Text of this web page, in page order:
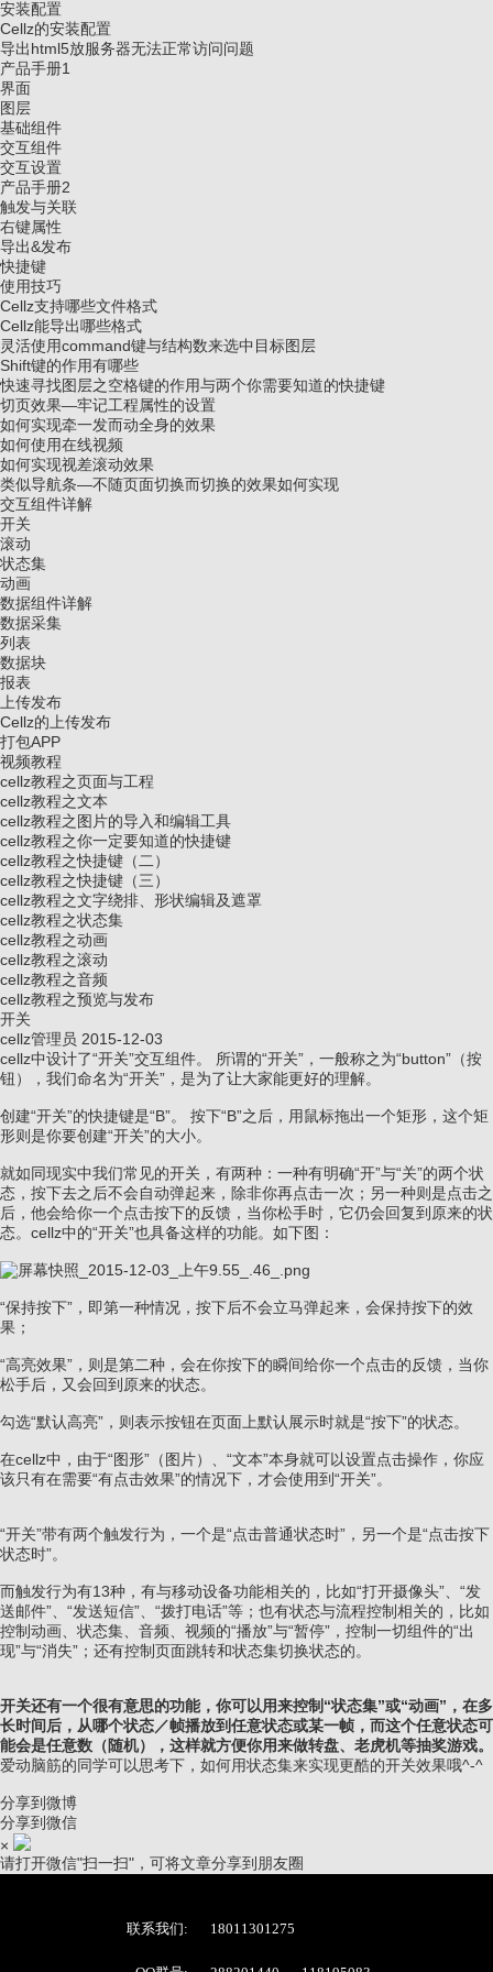
安装配置
Cellz的安装配置
导出html5放服务器无法正常访问问题
产品手册1
界面
图层
基础组件
交互组件
交互设置
产品手册2
触发与关联
右键属性
导出&发布
快捷键
使用技巧
Cellz支持哪些文件格式
Cellz能导出哪些格式
灵活使用command键与结构数来选中目标图层
Shift键的作用有哪些
快速寻找图层之空格键的作用与两个你需要知道的快捷键
切页效果—牢记工程属性的设置
如何实现牵一发而动全身的效果
如何使用在线视频
如何实现视差滚动效果
类似导航条—不随页面切换而切换的效果如何实现
交互组件详解
开关
滚动
状态集
动画
数据组件详解
数据采集
列表
数据块
报表
上传发布
Cellz的上传发布
打包APP
视频教程
cellz教程之页面与工程
cellz教程之文本
cellz教程之图片的导入和编辑工具
cellz教程之你一定要知道的快捷键
cellz教程之快捷键（二）
cellz教程之快捷键（三）
cellz教程之文字绕排、形状编辑及遮罩
cellz教程之状态集
cellz教程之动画
cellz教程之滚动
cellz教程之音频
cellz教程之预览与发布
开关
cellz管理员 2015-12-03
cellz中设计了“开关”交互组件。 所谓的“开关”，一般称之为“button”（按
钮），我们命名为“开关”，是为了让大家能更好的理解。
创建“开关”的快捷键是“B”。 按下“B”之后，用鼠标拖出一个矩形，这个矩
形则是你要创建“开关”的大小。
就如同现实中我们常见的开关，有两种：一种有明确“开”与“关”的两个状
态，按下去之后不会自动弹起来，除非你再点击一次；另一种则是点击之
后，他会给你一个点击按下的反馈，当你松手时，它仍会回复到原来的状
态。cellz中的“开关”也具备这样的功能。如下图：
“保持按下”，即第一种情况，按下后不会立马弹起来，会保持按下的效
果；
“高亮效果”，则是第二种，会在你按下的瞬间给你一个点击的反馈，当你
松手后，又会回到原来的状态。
勾选“默认高亮”，则表示按钮在页面上默认展示时就是“按下”的状态。
在cellz中，由于“图形”（图片）、“文本”本身就可以设置点击操作，你应
该只有在需要“有点击效果”的情况下，才会使用到“开关”。
“开关”带有两个触发行为，一个是“点击普通状态时”，另一个是“点击按下
状态时”。
而触发行为有13种，有与移动设备功能相关的，比如“打开摄像头”、“发
送邮件”、“发送短信”、“拨打电话”等；也有状态与流程控制相关的，比如
控制动画、状态集、音频、视频的“播放”与“暂停”，控制一切组件的“出
现”与“消失”；还有控制页面跳转和状态集切换状态的。
开关还有一个很有意思的功能，你可以用来控制“状态集”或“动画”，在多
长时间后，从哪个状态／帧播放到任意状态或某一帧，而这个任意状态可
能会是任意数（随机），这样就方便你用来做转盘、老虎机等抽奖游戏。
爱动脑筋的同学可以思考下，如何用状态集来实现更酷的开关效果哦^-^
分享到微博
分享到微信
×
请打开微信"扫一扫"，可将文章分享到朋友圈
联系我们: 18011301275